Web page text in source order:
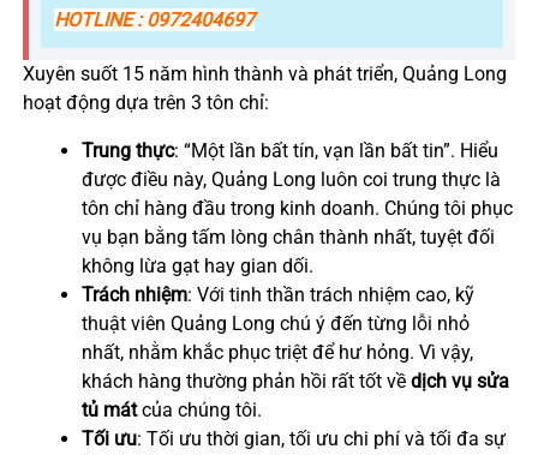
HOTLINE : 0972404697
Xuyên suốt 15 năm hình thành và phát triển, Quảng Long
hoạt động dựa trên 3 tôn chỉ:
Trung thực: “Một lần bất tín, vạn lần bất tin”. Hiểu
được điều này, Quảng Long luôn coi trung thực là
tôn chỉ hàng đầu trong kinh doanh. Chúng tôi phục
vụ bạn bằng tấm lòng chân thành nhất, tuyệt đối
không lừa gạt hay gian dối.
Trách nhiệm: Với tinh thần trách nhiệm cao, kỹ
thuật viên Quảng Long chú ý đến từng lỗi nhỏ
nhất, nhằm khắc phục triệt để hư hỏng. Vì vậy,
khách hàng thường phản hồi rất tốt vềdịch vụ sửa
tủ mátcủa chúng tôi.
Tối ưu: Tối ưu thời gian, tối ưu chi phí và tối đa sự